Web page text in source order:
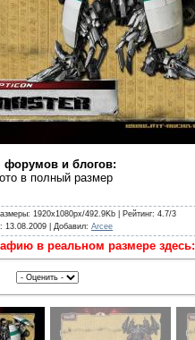
форумов и блогов:
в полный размер
: 1920x1080px/492.9Kb | Рейтинг: 4.7/3
: 13.08.2009 | Добавил: Arcee
в реальном размере здесь: